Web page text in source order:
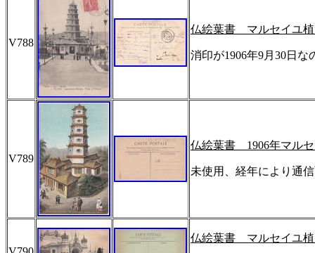
V788
仏絵葉書 マルセイユ
消印が1906年9月 30日な
V789
仏絵葉書 1906年マル
未使用、経年により通
仏絵葉書 マルセイユ